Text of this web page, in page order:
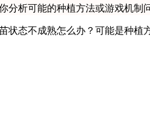
分析可能的种植方法或游戏机制
状态不成熟怎么办？可能是种